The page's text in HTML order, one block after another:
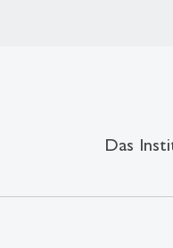
Das